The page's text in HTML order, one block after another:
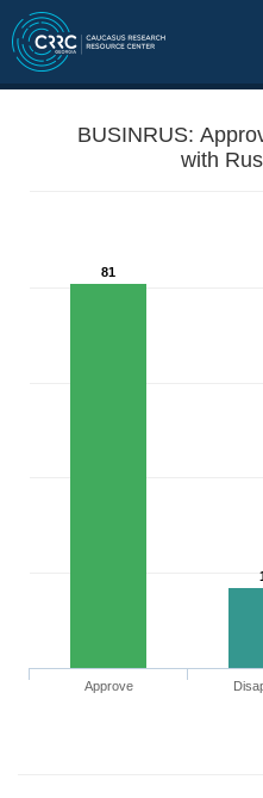
BUSINRUS:
with
81
Approve